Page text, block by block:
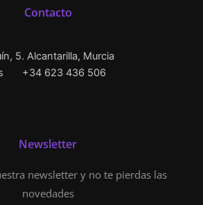
Contacto
5. Alcantarilla, Murcia
+34 623 436 506
Newsletter
newsletter y no te pierdas las
novedades